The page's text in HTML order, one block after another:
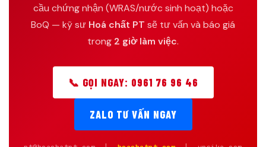
cầu chứng nhận (WRAS/nước sinh hoạt) hoặc
BoQ — kỹ sư Hoá chất PT sẽ tư vấn và báo giá
trong 2 giờ làm việc.
📞 GỌI NGAY: 0961 76 96 46
ZALO TƯ VẤN NGAY